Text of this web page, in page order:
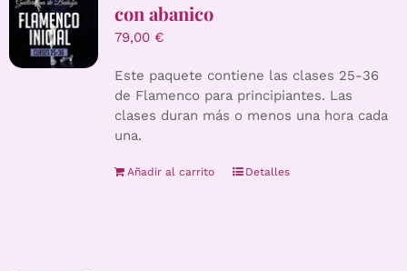
con abanico
79,00 €
Este paquete contiene las clases 25-36
de Flamenco para principiantes. Las
clases duran más o menos una hora cada
una.
Añadir al carrito Detalles